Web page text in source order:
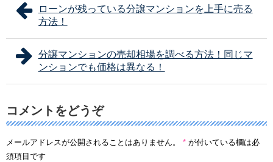
ローンが残っている分譲マンションを上手に売る
方法！
分譲マンションの売却相場を調べる方法！同じマ
ンションでも価格は異なる！
コメントをどうぞ
メールアドレスが公開されることはありません。 * が付いている欄は必
須項目です